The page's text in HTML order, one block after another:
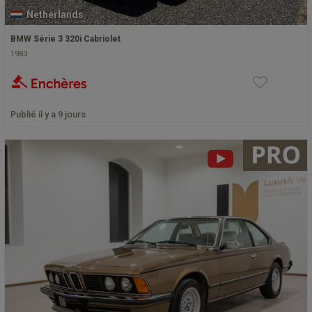
Netherlands
BMW Série 3 320i Cabriolet
1983
Publié il y a 9 jours